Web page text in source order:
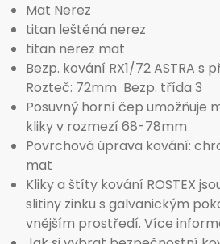
Mat Nerez
titan leštěná nerez
titan nerez mat
Bezp. kování RX1/72 ASTRA
Rozteč: 72mm Bezp. třída 3
Posuvný horní čep umožňuje
kliky v rozmezí 68-78mm
Povrchová úprava kování:
mat
Kliky a štíty kování ROSTEX
slitiny zinku s galvanickým
vnějším prostředí. Více